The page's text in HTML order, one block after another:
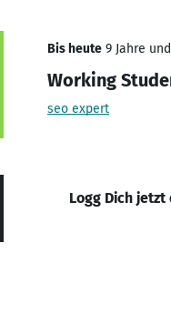
Bis heute 9 Jahre
Working
seo expert
Logg Dich